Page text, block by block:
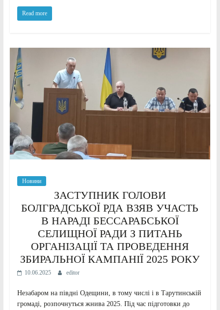
Read more
Новини
ЗАСТУПНИК ГОЛОВИ
БОЛГРАДСЬКОЇ РДА ВЗЯВ УЧАСТЬ
В НАРАДІ БЕССАРАБСЬКОЇ
СЕЛИЩНОЇ РАДИ З ПИТАНЬ
ОРГАНІЗАЦІЇ ТА ПРОВЕДЕННЯ
ЗБИРАЛЬНОЇ КАМПАНІЇ 2025 РОКУ
10.06.2025 editor
Незабаром на півдні Одещини, в тому числі і в Тарутинській
громаді, розпочнуться жнива 2025. Під час підготовки до